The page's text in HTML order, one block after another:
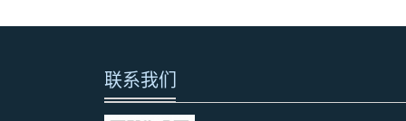
联系我们